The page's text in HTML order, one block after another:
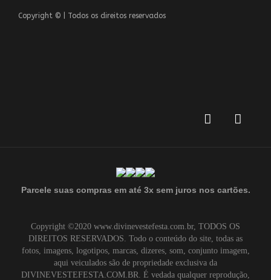
Copyright © | Todos os direitos reservados
Parcele suas compras em até 3x sem juros nos cartões.
Copyright ©2020 www.divinevestefesta.com.br, TODOS OS
DIREITOS RESERVADOS. Todo o conteúdo do site, todas as
fotos, imagens, logotipos, marcas, dizeres, som, conjunto imagem,
aqui veiculados são de propriedade exclusiva da
DIVINEVESTEFESTA.COM.BR. É vedada qualquer reprodução,